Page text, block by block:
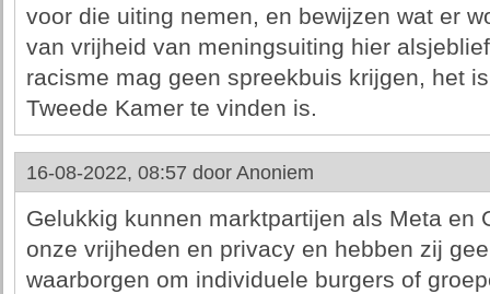
voor die uiting nemen, en bewijzen wat er
van vrijheid van meningsuiting hier
racisme mag geen spreekbuis krijgen, het
Tweede Kamer te vinden is.
16-08-2022, 08:57 door Anoniem
Gelukkig kunnen marktpartijen als Meta en
onze vrijheden en privacy en hebben zij
waarborgen om individuele burgers of